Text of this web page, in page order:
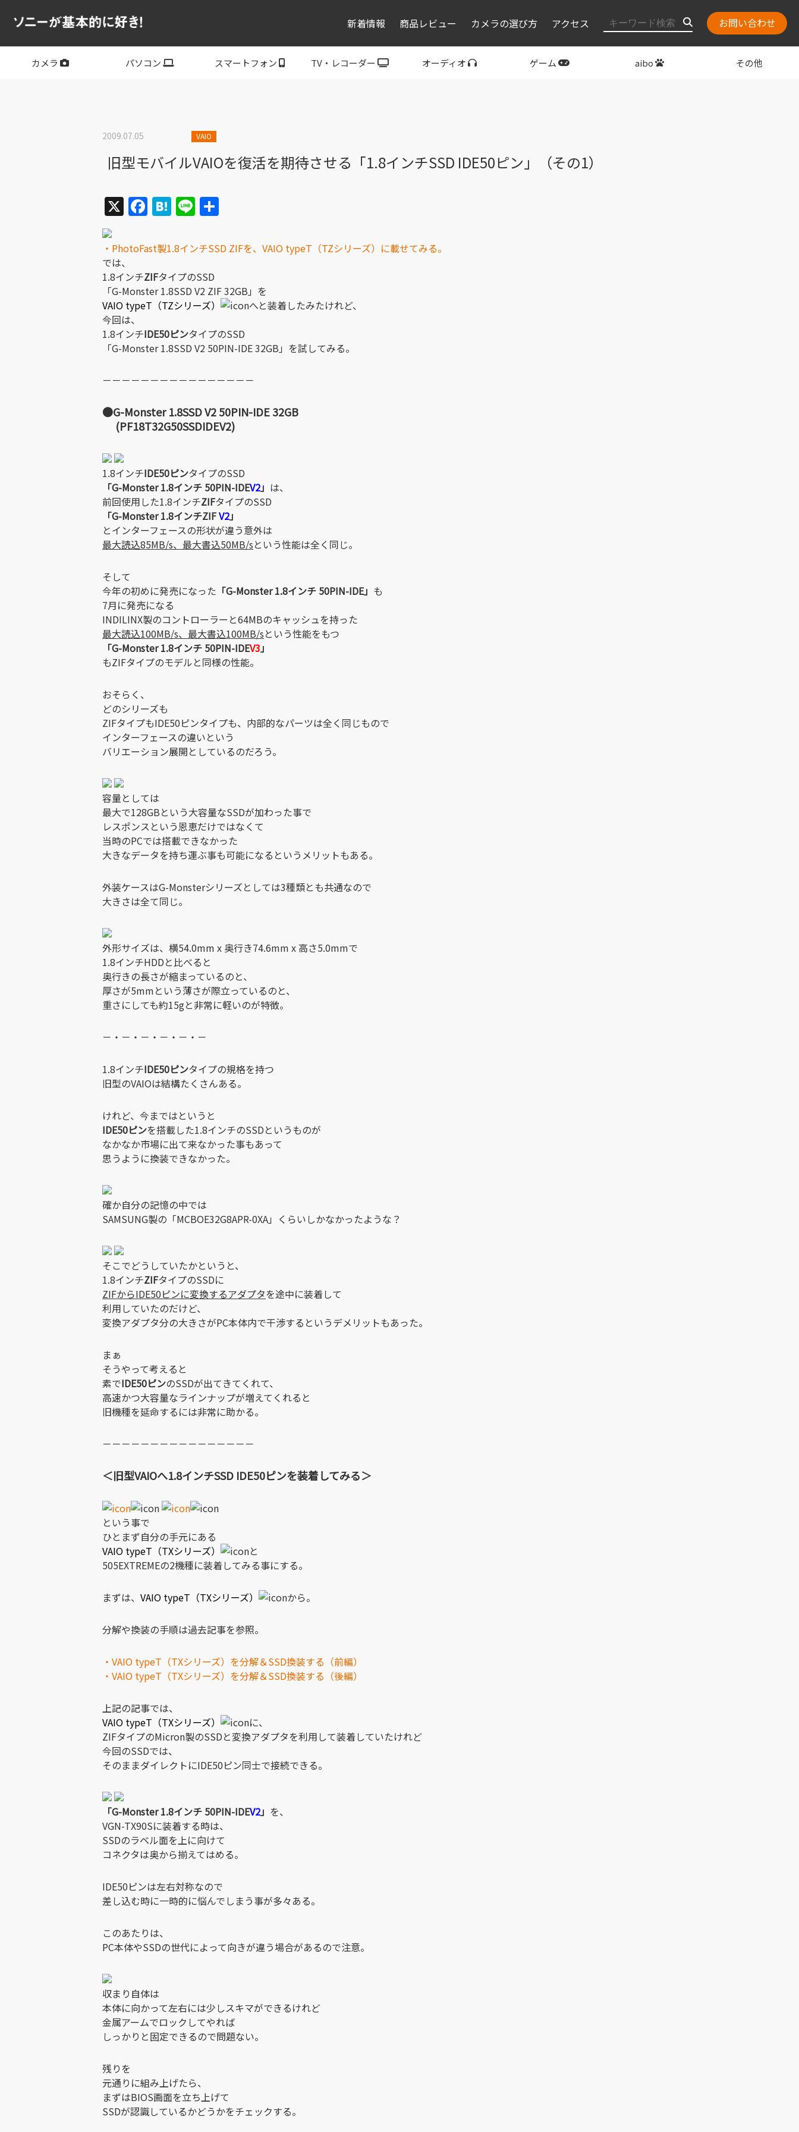
新着情報 商品レビュー カメラの選び方 アクセス お問い合わせ
カメラ パソコン スマートフォン TV・レコーダー オーディオ ゲーム aibo その他
2009.07.05 VAIO
旧型モバイルVAIOを復活を期待させる「1.8インチSSD IDE50ピン」（その1）
X Facebook
Hatena
Line
・PhotoFast製1.8インチSSD ZIFを、VAIO typeT（TZシリーズ）に載せてみる。
では、
1.8インチZIFタイプのSSD
「G-Monster 1.8SSD V2 ZIF 32GB」を
VAIO typeT（TZシリーズ）
へと装着したみたけれど、
今回は、
1.8インチIDE50ピンタイプのSSD
「G-Monster 1.8SSD V2 50PIN-IDE 32GB」を試してみる。
－－－－－－－－－－－－－－－－
●G-Monster 1.8SSD V2 50PIN-IDE 32GB
(PF18T32G50SSDIDEV2)
1.8インチIDE50ピンタイプのSSD
「G-Monster 1.8インチ 50PIN-IDEV2」 は、
前回使用した1.8インチZIFタイプのSSD
「G-Monster 1.8インチZIFV2」
とインターフェースの形状が違う意外は
最大読込85MB/s、最大書込50MB/sという性能は全く同じ。
そして
今年の初めに発売になった 「G-Monster 1.8インチ 50PIN-IDE」 も
7月に発売になる
INDILINX製のコントローラーと64MBのキャッシュを持った
最大読込100MB/s、最大書込100MB/sという性能をもつ
「G-Monster 1.8インチ 50PIN-IDEV3 」
もZIFタイプのモデルと同様の性能。
おそらく、
どのシリーズも
ZIFタイプもIDE50ピンタイプも、内部的なパーツは全く同じもので
インターフェースの違いという
バリエーション展開としているのだろう。
容量としては
最大で128GBという大容量なSSDが加わった事で
レスポンスという恩恵だけではなくて
当時のPCでは搭載できなかった
大きなデータを持ち運ぶ事も可能になるというメリットもある。
外装ケースはG-Monsterシリーズとしては3種類とも共通なので
大きさは全て同じ。
外形サイズは、横54.0mm x 奥行き74.6mm x 高さ5.0mmで
1.8インチHDDと比べると
奥行きの長さが縮まっているのと、
厚さが5mmという薄さが際立っているのと、
重さにしても約15gと非常に軽いのが特徴。
－・－・－・－・－・－
1.8インチIDE50ピンタイプの規格を持つ
旧型のVAIOは結構たくさんある。
けれど、今まではというと
IDE50ピンを搭載した1.8インチのSSDというものが
なかなか市場に出て来なかった事もあって
思うように換装できなかった。
確か自分の記憶の中では
SAMSUNG製の「MCBOE32G8APR-0XA」くらいしかなかったような？
そこでどうしていたかというと、
1.8インチZIFタイプのSSDに
ZIFからIDE50ピンに変換するアダプタを途中に装着して
利用していたのだけど、
変換アダプタ分の大きさがPC本体内で干渉するというデメリットもあった。
まぁ
そうやって考えると
素でIDE50ピンのSSDが出てきてくれて、
高速かつ大容量なラインナップが増えてくれると
旧機種を延命するには非常に助かる。
－－－－－－－－－－－－－－－－
＜旧型VAIOへ1.8インチSSD IDE50ピンを装着してみる＞
という事で
ひとまず自分の手元にある
VAIO typeT（TXシリーズ）
と
505EXTREMEの2機種に装着してみる事にする。
まずは、 VAIO typeT（TXシリーズ） から。
分解や換装の手順は過去記事を参照。
・VAIO typeT（TXシリーズ）を分解＆SSD換装する（前編）
・VAIO typeT（TXシリーズ）を分解＆SSD換装する（後編）
上記の記事では、
VAIO typeT（TXシリーズ）
に、
ZIFタイプのMicron製のSSDと変換アダプタを利用して装着していたけれど
今回のSSDでは、
そのままダイレクトにIDE50ピン同士で接続できる。
「G-Monster 1.8インチ 50PIN-IDEV2」 を、
VGN-TX90Sに装着する時は、
SSDのラベル面を上に向けて
コネクタは奥から揃えてはめる。
IDE50ピンは左右対称なので
差し込む時に一時的に悩んでしまう事が多々ある。
このあたりは、
PC本体やSSDの世代によって向きが違う場合があるので注意。
収まり自体は
本体に向かって左右には少しスキマができるけれど
金属アームでロックしてやれば
しっかりと固定できるので問題ない。
残りを
元通りに組み上げたら、
まずはBIOS画面を立ち上げて
SSDが認識しているかどうかをチェックする。